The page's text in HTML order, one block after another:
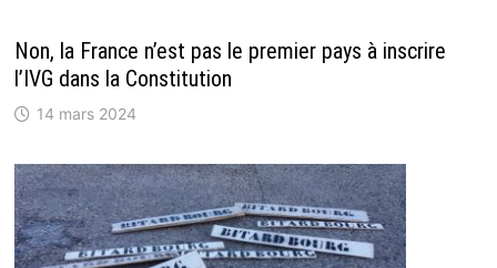
Non, la France n’est pas le premier pays à inscrire
l’IVG dans la Constitution
14 mars 2024